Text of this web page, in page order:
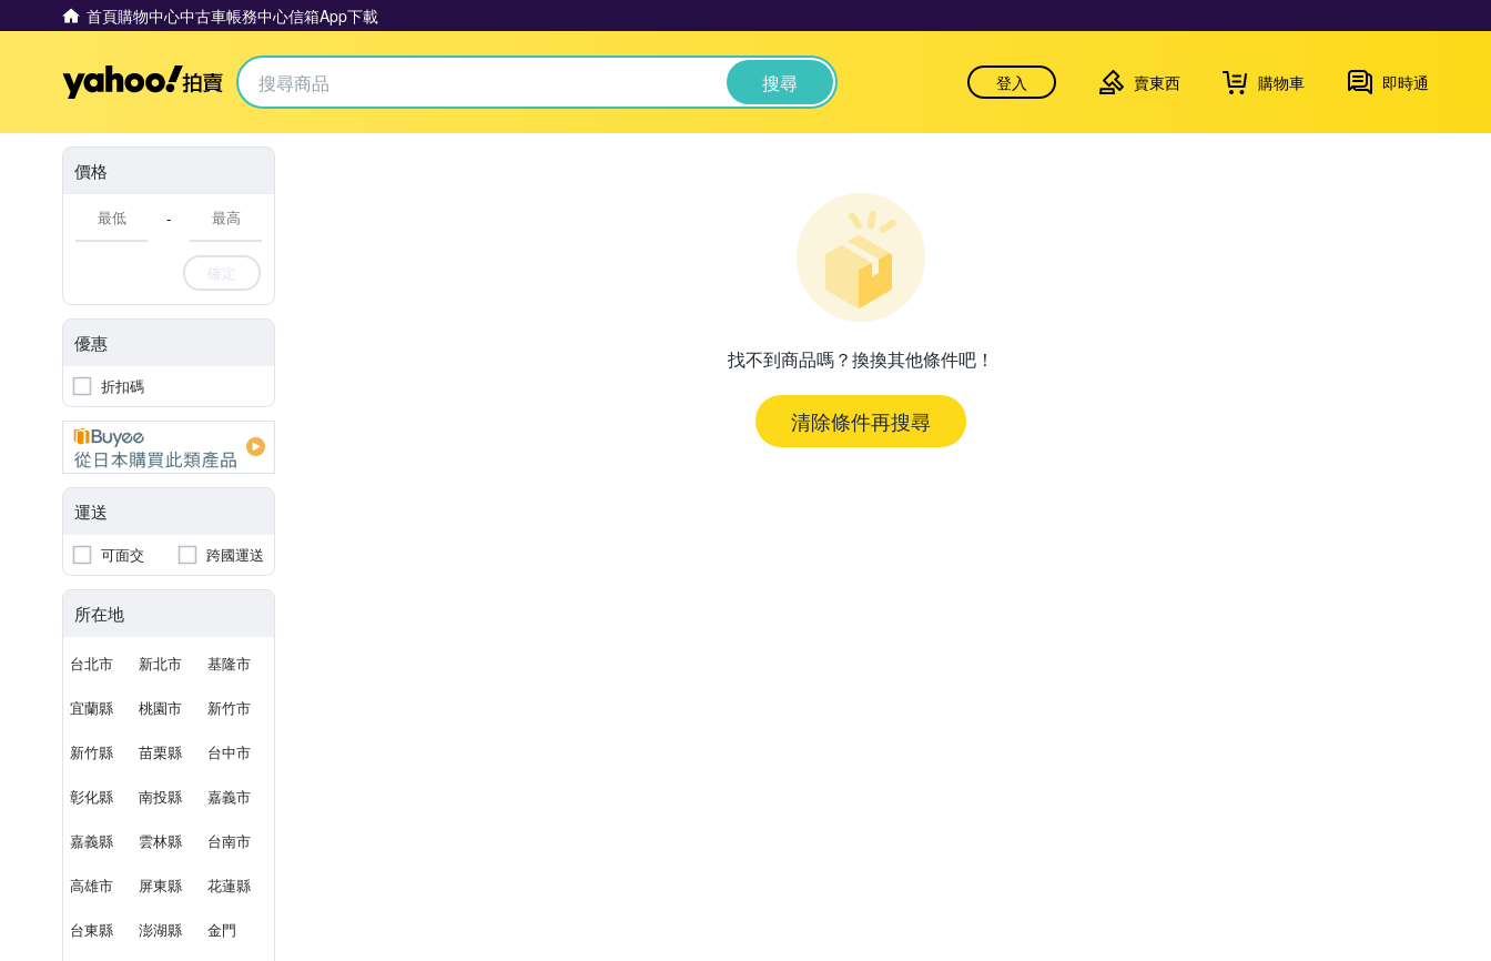
首頁購物中心中古車帳務中心信箱App下載
Yahoo拍賣 搜尋 登入 賣東西 購物車 即時通
價格
-
確定
優惠
折扣碼
運送
可面交 跨國運送
所在地
台北市 新北市 基隆市
宜蘭縣 桃園市 新竹市
新竹縣 苗栗縣 台中市
彰化縣 南投縣 嘉義市
嘉義縣 雲林縣 台南市
高雄市 屏東縣 花蓮縣
台東縣 澎湖縣 金門
找不到商品嗎？換換其他條件吧！
清除條件再搜尋